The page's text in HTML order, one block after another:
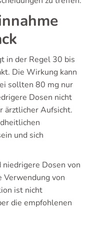
in der Regel 30 bis
Die Wirkung kann
sollten 80 mg nur
Dosen nicht
ärztlicher Aufsicht.
und sich
Dosen von
Verwendung von
ist nicht
die empfohlenen